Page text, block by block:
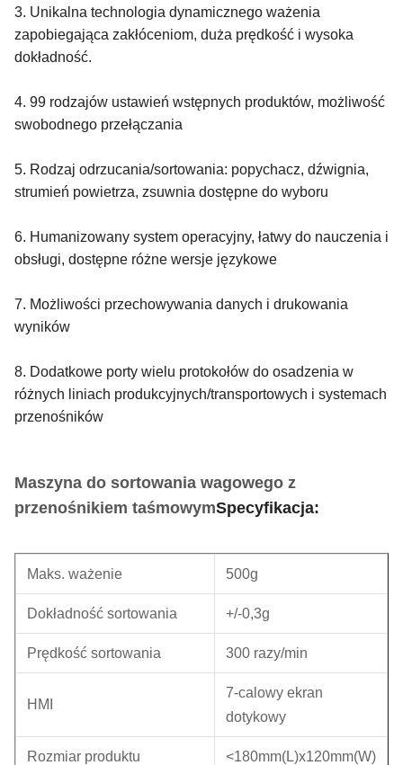
3. Unikalna technologia dynamicznego ważenia
zapobiegająca zakłóceniom, duża prędkość i wysoka
dokładność.
4. 99 rodzajów ustawień wstępnych produktów, możliwość
swobodnego przełączania
5. Rodzaj odrzucania/sortowania: popychacz, dźwignia,
strumień powietrza, zsuwnia dostępne do wyboru
6. Humanizowany system operacyjny, łatwy do nauczenia i
obsługi, dostępne różne wersje językowe
7. Możliwości przechowywania danych i drukowania
wyników
8. Dodatkowe porty wielu protokołów do osadzenia w
różnych liniach produkcyjnych/transportowych i systemach
przenośników
Maszyna do sortowania wagowego z
przenośnikiem taśmowymSpecyfikacja:
Maks. ważenie 500g
Dokładność sortowania +/-0,3g
Prędkość sortowania 300 razy/min
HMI
7-calowy ekran
dotykowy
Rozmiar produktu <180mm(L)x120mm(W)